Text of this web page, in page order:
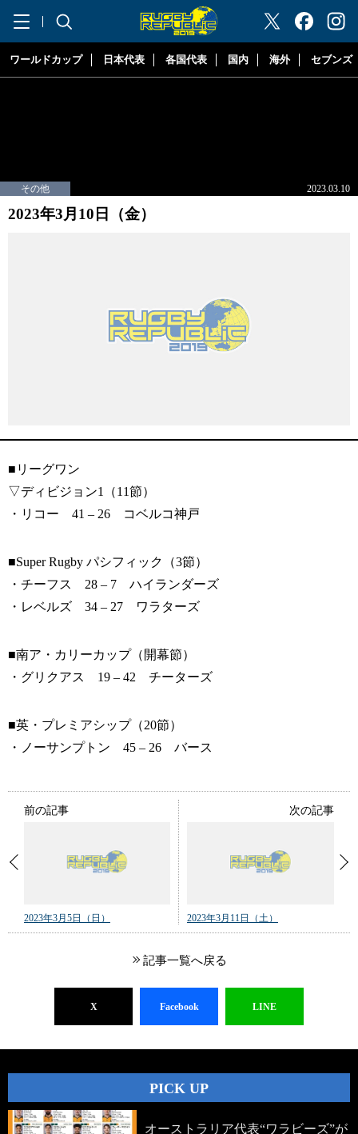
"ラグビーリパブリック"
ワールドカップ 日本代表 各国代表 国内 海外 セブンズ
その他 2023.03.10
2023年3月10日（金）
■リーグワン
▽ディビジョン1（11節）
・リコー 41 – 26 コベルコ神戸
■Super Rugby パシフィック（3節）
・チーフス 28 – 7 ハイランダーズ
・レベルズ 34 – 27 ワラターズ
■南ア・カリーカップ（開幕節）
・グリクアス 19 – 42 チーターズ
■英・プレミアシップ（20節）
・ノーサンプトン 45 – 26 バース
前の記事
2023年3月5日（日）
次の記事
2023年3月11日（土）
記事一覧へ戻る
X Facebook LINE
PICK UP
オーストラリア代表“ワラビーズ”が